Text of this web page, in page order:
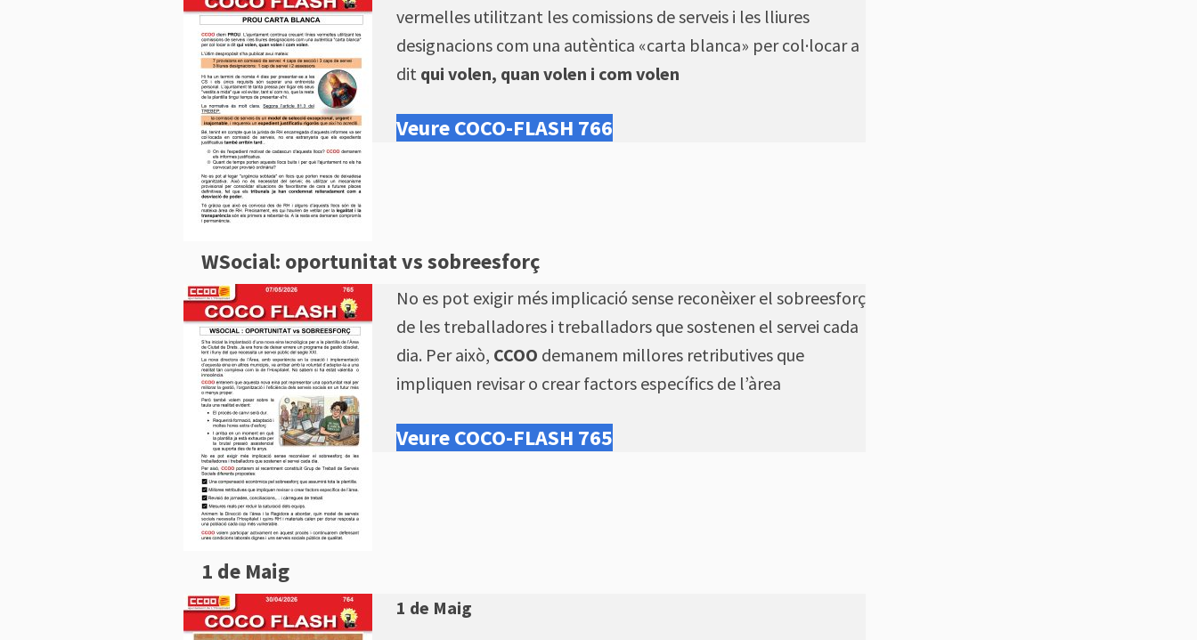
vermelles utilitzant les comissions de serveis i les lliures
designacions com una autèntica «carta blanca» per col·locar a
dit qui volen, quan volen i com volen
Veure COCO-FLASH 766
WSocial: oportunitat vs sobreesforç
No es pot exigir més implicació sense reconèixer el sobreesforç
de les treballadores i treballadors que sostenen el servei cada
dia. Per això, CCOO demanem millores retributives que
impliquen revisar o crear factors específics de l’àrea
Veure COCO-FLASH 765
1 de Maig
1 de Maig